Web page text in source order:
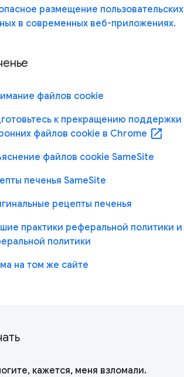
размещение пользовательских
в современных веб-приложениях.
файлов cookie
к прекращению поддержки
файлов cookie в Chrome open_in_new
файлов cookie SameSite
печенья SameSite
рецепты печенья
практики реферальной политики и
политики
на том же сайте
кажется, меня взломали.